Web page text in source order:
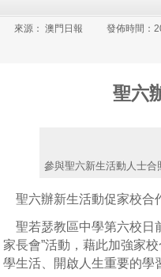
來源： 澳門日報 發佈時間：
聖六
參與聖六新生活動人士合
聖六辦新生活動促家校合
聖若瑟教區中學第六校日
家長會”活動，藉此加強家
學生活、開啟人生重要的學